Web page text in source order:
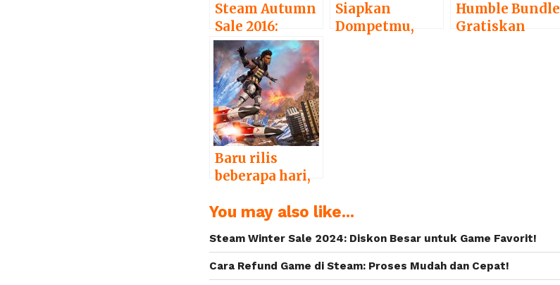
Steam Autumn
Sale 2016:
Steam Berikan
Ribuan Game
dengan Harga
Miring
Siapkan
Dompetmu,
Humble Bundle
Gratiskan
Baru rilis
beberapa hari,
di Steam
dari 100 ribu
pemain
You may also like...
Steam Winter Sale 2024: Diskon Besar untuk Game Favorit!
Cara Refund Game di Steam: Proses Mudah dan Cepat!